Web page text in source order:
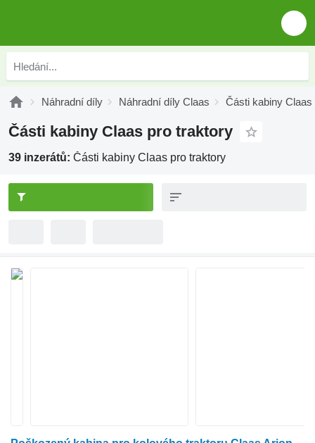
Náhradní díly Náhradní díly Claas Části kabiny Claas
Části kabiny Claas pro traktory
39 inzerátů: Části kabiny Claas pro traktory